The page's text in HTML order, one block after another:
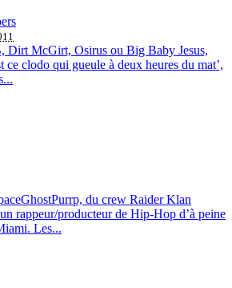
Dirt McGirt, Osirus ou Big Baby Jesus,
ce clodo qui gueule à deux heures du mat’,
du crew Raider Klan
rappeur/producteur de Hip-Hop d’à peine
Les...